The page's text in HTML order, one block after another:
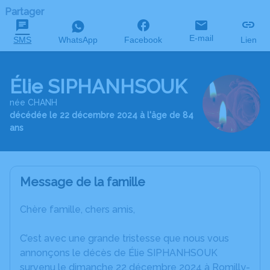
Partager
SMS WhatsApp Facebook E-mail Lien
Élie SIPHANHSOUK
née CHANH
décédée le 22 décembre 2024 à l'âge de 84
ans
Message de la famille
Chère famille, chers amis,
C’est avec une grande tristesse que nous vous
annonçons le décès de Élie SIPHANHSOUK
survenu le dimanche 22 décembre 2024 à Romilly-